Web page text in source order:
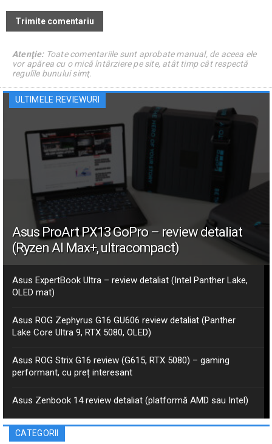
Atenţie:Toate comentariile sunt aprobate manual, de aceea ele
vor apărea cu o mică întârziere pe site, atât timp cât respectă
regulile bunului simţ.
ULTIMELE REVIEWURI
Asus ProArt PX13 GoPro – review detaliat
(Ryzen AI Max+, ultracompact)
Asus ExpertBook Ultra – review detaliat (Intel Panther Lake,
OLED mat)
Asus ROG Zephyrus G16 GU606 review detaliat (Panther
Lake Core Ultra 9, RTX 5080, OLED)
Asus ROG Strix G16 review (G615, RTX 5080) – gaming
performant, cu preț interesant
Asus Zenbook 14 review detaliat (platformă AMD sau Intel)
CATEGORII